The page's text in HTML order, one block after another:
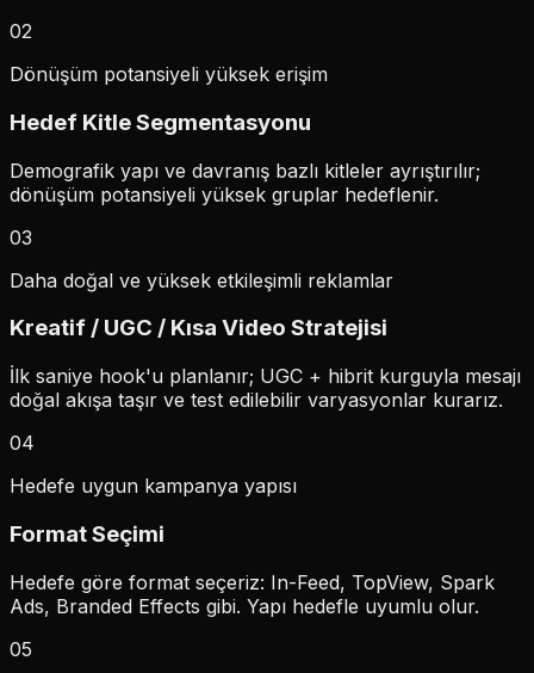
02
Dönüşüm potansiyeli yüksek erişim
Hedef Kitle Segmentasyonu
Demografik yapı ve davranış bazlı kitleler ayrıştırılır;
dönüşüm potansiyeli yüksek gruplar hedeflenir.
03
Daha doğal ve yüksek etkileşimli reklamlar
Kreatif / UGC / Kısa Video Stratejisi
İlk saniye hook'u planlanır; UGC + hibrit kurguyla mesajı
doğal akışa taşır ve test edilebilir varyasyonlar kurarız.
04
Hedefe uygun kampanya yapısı
Format Seçimi
Hedefe göre format seçeriz: In-Feed, TopView, Spark
Ads, Branded Effects gibi. Yapı hedefle uyumlu olur.
05